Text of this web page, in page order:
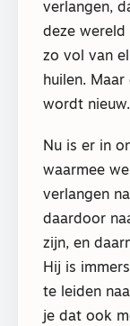
verlangen,
deze wereld
zo vol van
huilen.
wordt nieuw.
Nu is er in
waarmee
verlangen
daardoor
zijn, en
Hij is
te leiden
je dat ook